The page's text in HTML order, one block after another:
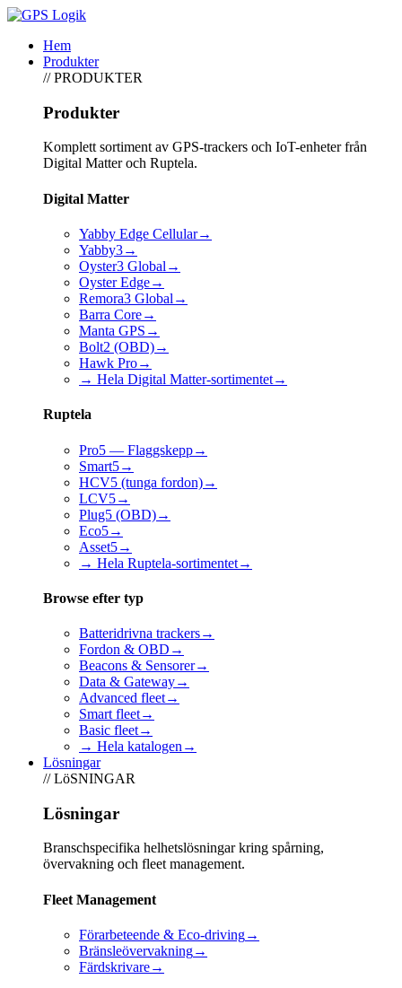
Hem
Produkter
// PRODUKTER
Produkter
Komplett sortiment av GPS-trackers och IoT-enheter från
Digital Matter och Ruptela.
Digital Matter
Yabby Edge Cellular→
Yabby3→
Oyster3 Global →
Oyster Edge→
Remora3 Global →
Barra Core→
Manta GPS →
Bolt2 (OBD)→
Hawk Pro→
→ Hela Digital Matter-sortimentet→
Ruptela
Pro5 — Flaggskepp→
Smart5→
HCV5 (tunga fordon)→
LCV5→
Plug5 (OBD)→
Eco5→
Asset5→
→ Hela Ruptela-sortimentet→
Browse efter typ
Batteridrivna trackers→
Fordon & OBD →
Beacons & Sensorer→
Data & Gateway→
Advanced fleet→
Smart fleet→
Basic fleet→
→ Hela katalogen →
Lösningar
// LöSNINGAR
Lösningar
Branschspecifika helhetslösningar kring spårning,
övervakning och fleet management.
Fleet Management
Förarbeteende & Eco-driving→
Bränsleövervakning→
Färdskrivare→